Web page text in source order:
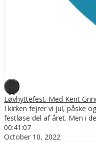
Løvhyttefest. Med Kent
I kirken fejrer vi jul, påske
festløse del af året. Men i
00:41:07
October 10, 2022